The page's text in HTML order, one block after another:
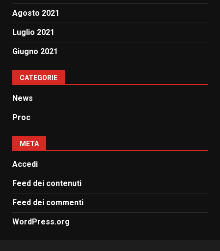
Agosto 2021
Luglio 2021
Giugno 2021
CATEGORIE
News
Proc
META
Accedi
Feed dei contenuti
Feed dei commenti
WordPress.org